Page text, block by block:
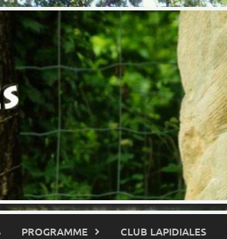
PROGRAMME CLUB LAPIDIALES